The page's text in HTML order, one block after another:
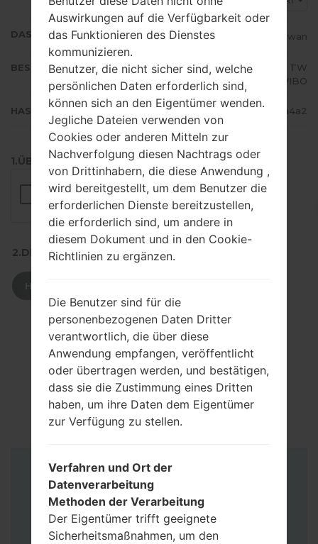
DAS LAND Taiwan
BESCHREIBUNG
Chunghwa, FarEastTone, KGT, TW
M Mobile, VIBO
HASH b922c28fde1aca20be509d2fab1aa4a2
1.ÜBERPRÜFEN SIE AUF RECAPTCHA
2.DRÜCKEN SIE ZUM HERUNTERLADEN
Anleitung
Auswirkungen auf die Verfügbarkeit oder
das Funktionieren des Dienstes
kommunizieren.
Benutzer, die nicht sicher sind, welche
persönlichen Daten erforderlich sind,
können sich an den Eigentümer wenden.
Jegliche Dateien verwenden von
Cookies oder anderen Mitteln zur
Nachverfolgung diesen Nachtrags oder
von Drittinhabern, die diese Anwendung ,
wird bereitgestellt, um dem Benutzer die
erforderlichen Dienste bereitzustellen,
die erforderlich sind, um andere in
diesem Dokument und in den Cookie-
Richtlinien zu ergänzen.
Die Benutzer sind für die
personenbezogenen Daten Dritter
verantwortlich, die über diese
Anwendung empfangen, veröffentlicht
oder übertragen werden, und bestätigen,
dass sie die Zustimmung eines Dritten
haben, um ihre Daten dem Eigentümer
zur Verfügung zu stellen.
Verfahren und Ort der
Datenverarbeitung
Methoden der Verarbeitung
Der Eigentümer trifft geeignete
Sicherheitsmaßnahmen, um den